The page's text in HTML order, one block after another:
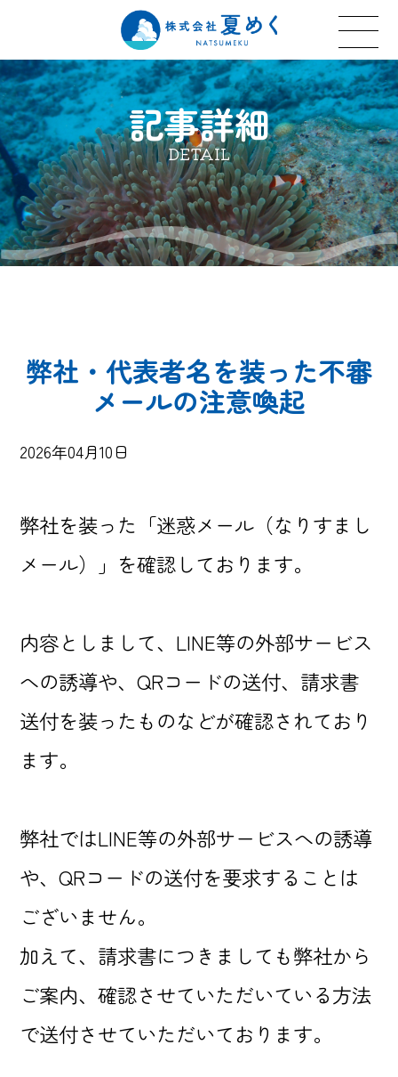
記事詳細
DETAIL
弊社・代表者名を装った不審
メールの注意喚起
2026年04月10日
弊社を装った「迷惑メール（なりすまし
メール）」を確認しております。
内容としまして、LINE等の外部サービス
への誘導や、QRコードの送付、請求書
送付を装ったものなどが確認されており
ます。
弊社ではLINE等の外部サービスへの誘導
や、QRコードの送付を要求することは
ございません。
加えて、請求書につきましても弊社から
ご案内、確認させていただいている方法
で送付させていただいております。